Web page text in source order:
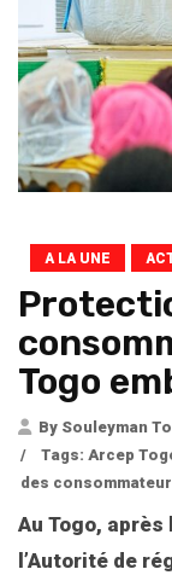
A LA UNE
Togo
By Souleyman
/
Tags: Arcep
des
Au Togo,
l’Autorité de